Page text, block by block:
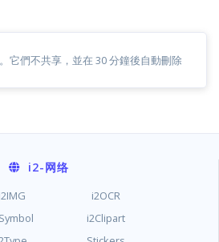
它們不共享，並在 30 分鐘後自動刪除
i2-网络
i2IMG
i2OCR
i2Clipart